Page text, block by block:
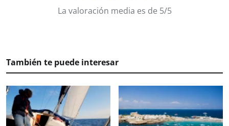
La valoración media es de 5/5
También te puede interesar